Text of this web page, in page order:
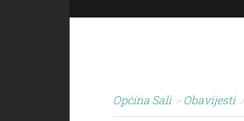
Općina Sali > Obavijesti >